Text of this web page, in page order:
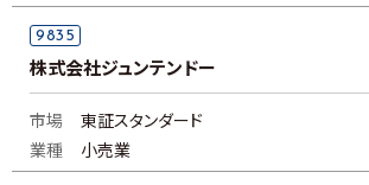
9835
株式会社ジュンテンドー
市場
東証スタンダード
業種
小売業